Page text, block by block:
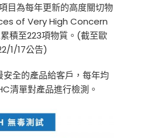
目為每年更新的高度關切物
of Very High Concern
積至223項物質。(截至歐
1/17公告)
安全的產品給客戶，每年均
清單對產品進行檢測。